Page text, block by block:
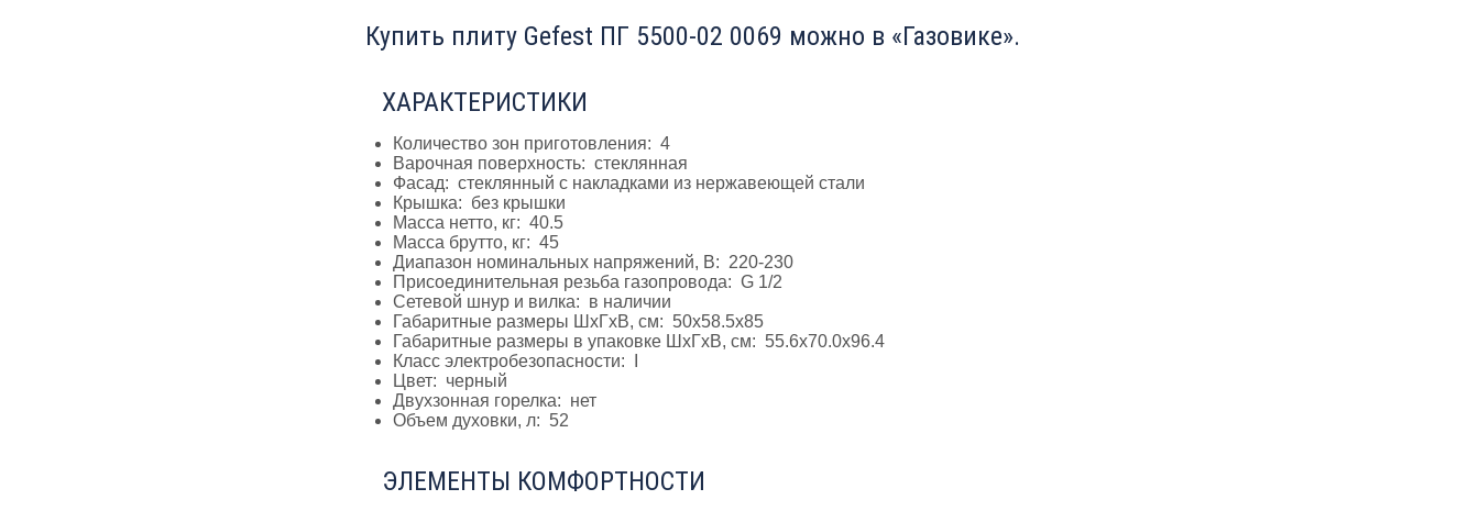
Купить плиту Gefest ПГ 5500-02 0069 можно в «Газовике».
ХАРАКТЕРИСТИКИ
Количество зон приготовления: 4
Варочная поверхность: стеклянная
Фасад: стеклянный с накладками из нержавеющей стали
Крышка: без крышки
Масса нетто, кг: 40.5
Масса брутто, кг: 45
Диапазон номинальных напряжений, В: 220-230
Присоединительная резьба газопровода: G 1/2
Сетевой шнур и вилка: в наличии
Габаритные размеры ШхГхВ, см: 50x58.5x85
Габаритные размеры в упаковке ШхГхВ, см: 55.6x70.0x96.4
Класс электробезопасности: I
Цвет: черный
Двухзонная горелка: нет
Объем духовки, л: 52
ЭЛЕМЕНТЫ КОМФОРТНОСТИ